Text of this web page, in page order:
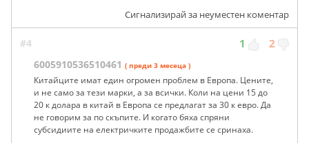
Сигнализирай за неуместен коментар
#4 1 2
6005910536510461 ( преди 3 месеца )
Китайците имат един огромен проблем в Европа. Цените,
и не само за тези марки, а за всички. Коли на цени 15 до
20 к долара в китай в Европа се предлагат за 30 к евро. Да
не говорим за по скъпите. И когато бяха спряни
субсидиите на електричките продажбите се сринаха.